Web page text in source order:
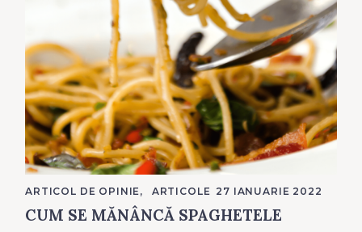
C
T
E
ARTICOL DE OPINIE ARTICOLE 27 IANUARIE 2022
CUM SE MĂNÂNCĂ SPAGHETELE